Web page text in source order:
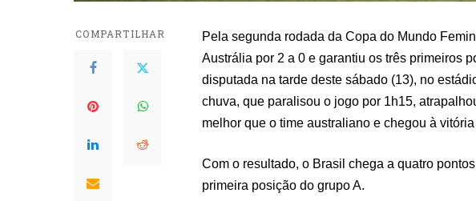
COMPARTILHAR
Pela segunda rodada da Copa do Mundo
Austrália por 2 a 0 e garantiu os três primeiros
disputada na tarde deste sábado (13), no
chuva, que paralisou o jogo por 1h15,
melhor que o time australiano e chegou à
Com o resultado, o Brasil chega a quatro
primeira posição do grupo A.